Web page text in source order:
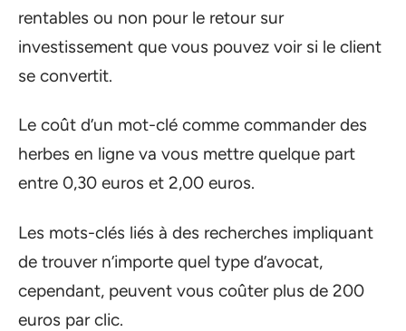
rentables ou non pour le retour sur
investissement que vous pouvez voir si le client
se convertit.
Le coût d’un mot-clé comme commander des
herbes en ligne va vous mettre quelque part
entre 0,30 euros et 2,00 euros.
Les mots-clés liés à des recherches impliquant
de trouver n’importe quel type d’avocat,
cependant, peuvent vous coûter plus de 200
euros par clic.